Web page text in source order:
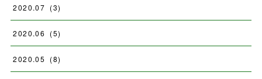
2020.07 (3)
2020.06 (5)
2020.05 (8)